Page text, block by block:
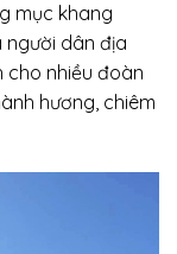
mục khang
người dân địa
cho nhiều đoàn
hương, chiêm